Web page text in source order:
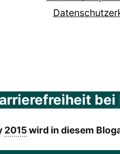
2015wird in diesem